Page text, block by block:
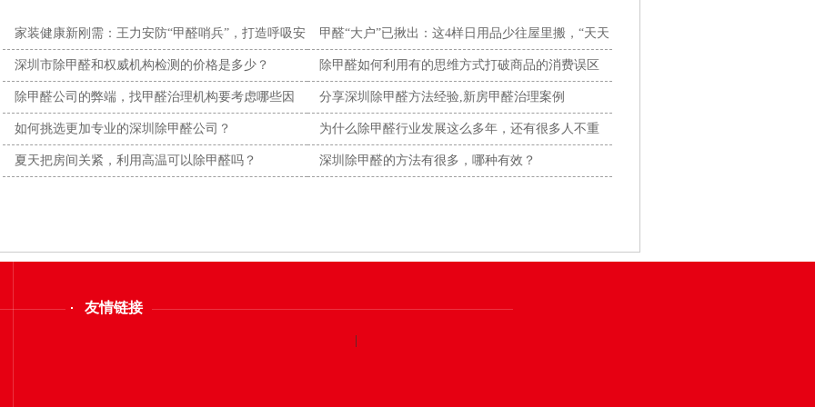
家装健康新刚需：王力安防“甲醛哨兵”，打造呼吸安
全闭
甲醛“大户”已揪出：这4样日用品少往屋里搬，“天天
都在
深圳市除甲醛和权威机构检测的价格是多少？ 除甲醛如何利用有的思维方式打破商品的消费误区
除甲醛公司的弊端，找甲醛治理机构要考虑哪些因
素？
分享深圳除甲醛方法经验,新房甲醛治理案例
如何挑选更加专业的深圳除甲醛公司？ 为什么除甲醛行业发展这么多年，还有很多人不重
视？
夏天把房间关紧，利用高温可以除甲醛吗？ 深圳除甲醛的方法有很多，哪种有效？
友情链接